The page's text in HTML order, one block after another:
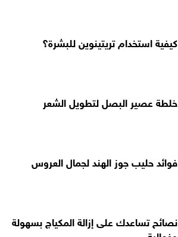
كيفية استخدام تريتينوين للبشرة؟
خلطة عصير البصل لتطويل الشعر
فوائد حليب جوز الهند لجمال العروس
نصائح تساعدك على إزالة المكياج بسهولة